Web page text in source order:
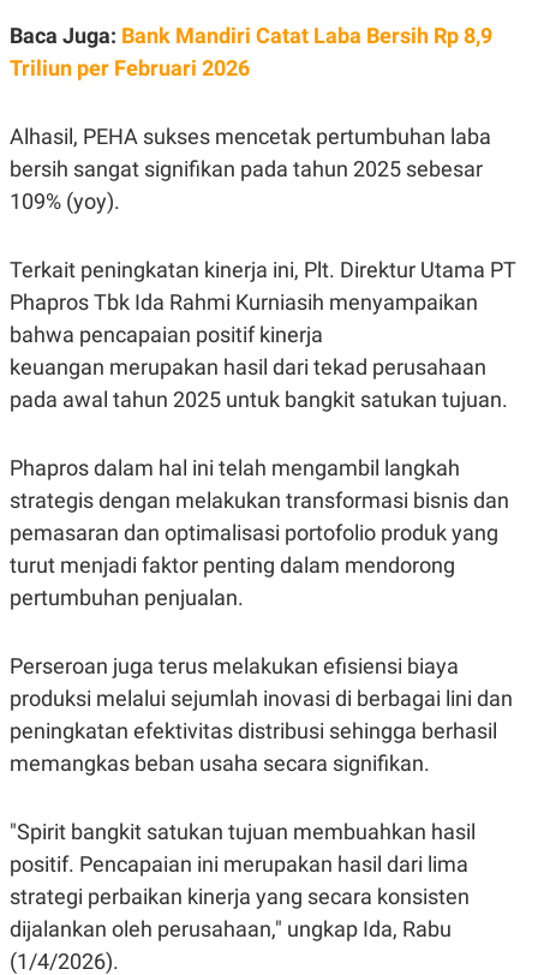
T
D
E
S
O
N
T
T
I
P
S
JARINGAN
K
T
N
C
A
E
P
S
R
L
E
S
I
D
L
A
G
N
A
N
E
T
A
K
K
I
E
A
E
M
T
N
Baca Juga: Bank Mandiri Catat Laba Bersih Rp 8,9
Triliun per Februari 2026
Alhasil, PEHA sukses mencetak pertumbuhan laba
bersih sangat signifikan pada tahun 2025 sebesar
109% (yoy).
Terkait peningkatan kinerja ini, Plt. Direktur Utama PT
Phapros Tbk Ida Rahmi Kurniasih menyampaikan
bahwa pencapaian positif kinerja
keuangan merupakan hasil dari tekad perusahaan
pada awal tahun 2025 untuk bangkit satukan tujuan.
Phapros dalam hal ini telah mengambil langkah
strategis dengan melakukan transformasi bisnis dan
pemasaran dan optimalisasi portofolio produk yang
turut menjadi faktor penting dalam mendorong
pertumbuhan penjualan.
Perseroan juga terus melakukan efisiensi biaya
produksi melalui sejumlah inovasi di berbagai lini dan
peningkatan efektivitas distribusi sehingga berhasil
memangkas beban usaha secara signifikan.
"Spirit bangkit satukan tujuan membuahkan hasil
positif. Pencapaian ini merupakan hasil dari lima
strategi perbaikan kinerja yang secara konsisten
dijalankan oleh perusahaan," ungkap Ida, Rabu
(1/4/2026).